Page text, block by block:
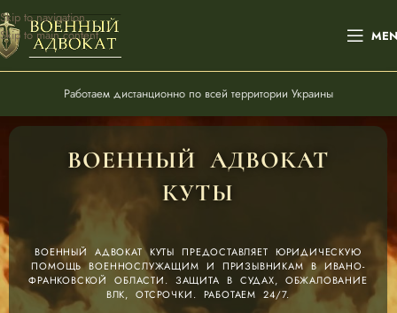
Skip to navigation
Skip to main content
Работаем дистанционно по всей территории Украины
ВОЕННЫЙ АДВОКАТ
КУТЫ
ВОЕННЫЙ АДВОКАТ КУТЫ ПРЕДОСТАВЛЯЕТ ЮРИДИЧЕСКУЮ
ПОМОЩЬ ВОЕННОСЛУЖАЩИМ И ПРИЗЫВНИКАМ В ИВАНО-
ФРАНКОВСКОЙ ОБЛАСТИ. ЗАЩИТА В СУДАХ, ОБЖАЛОВАНИЕ
ВЛК, ОТСРОЧКИ. РАБОТАЕМ 24/7.